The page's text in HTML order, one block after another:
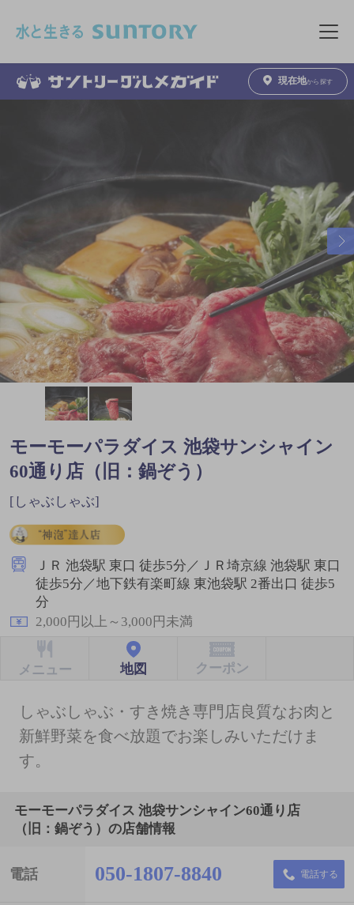
メニュ
現在地から探す
モーモーパラダイス 池袋サンシャイン
60通り店（旧：鍋ぞう）
[しゃぶしゃぶ]
ＪＲ 池袋駅 東口 徒歩5分／ＪＲ埼京線 池袋駅 東口
徒歩5分／地下鉄有楽町線 東池袋駅 2番出口 徒歩5
分
2,000円以上～3,000円未満
メニュー 地図 クーポン
しゃぶしゃぶ・すき焼き専門店良質なお肉と
新鮮野菜を食べ放題でお楽しみいただけま
す。
モーモーパラダイス 池袋サンシャイン60通り店
（旧：鍋ぞう）の店舗情報
電話 050-1807-8840 電話する